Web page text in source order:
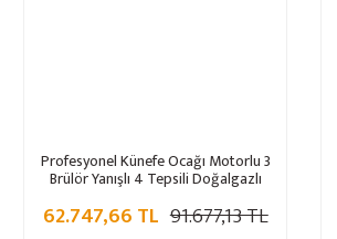
Profesyonel Künefe Ocağı Motorlu 3
Brülör Yanışlı 4 Tepsili Doğalgazlı
62.747,66 TL 91.677,13 TL